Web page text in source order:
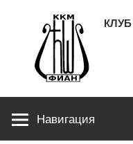
содержимому
ЛЕНИНСКИЙ ПРОСПЕКТ
Навигация